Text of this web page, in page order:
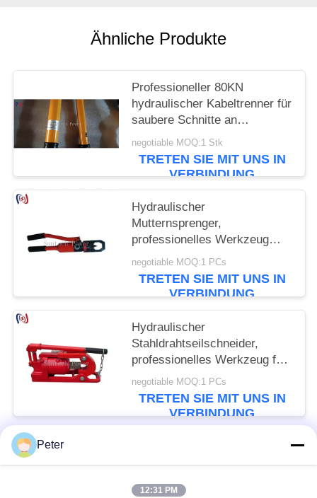
Ähnliche Produkte
Professioneller 80KN
hydraulischer Kabeltrenner für
saubere Schnitte an
Hochspannungs- und
Kupferkabeln
negotiable MOQ:1 Stk
TRETEN SIE MIT UNS IN
VERBINDUNG
Hydraulischer
Mutternsprenger,
professionelles Werkzeug
zum Entfernen hartnäckiger
Muttern
negotiable MOQ:1 PCs
TRETEN SIE MIT UNS IN
VERBINDUNG
Hydraulischer
Stahldrahtseilschneider,
professionelles Werkzeug für
Hochleistungskabelschnitt
negotiable MOQ:1 PCs
TRETEN SIE MIT UNS IN
VERBINDUNG
Beliebte Kategorien
Peter
12:31 PM